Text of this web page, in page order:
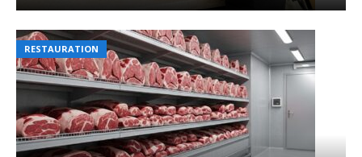
RESTAURATION